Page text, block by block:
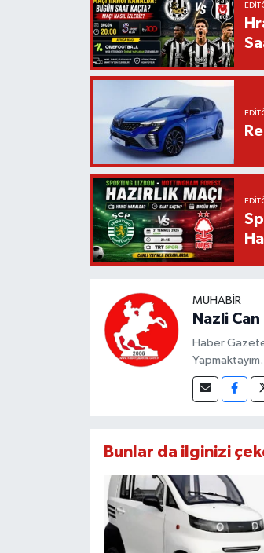
MUHABIR
Nazli Can
Haber
Yapmaktayım.
Bunlar da ilginizi